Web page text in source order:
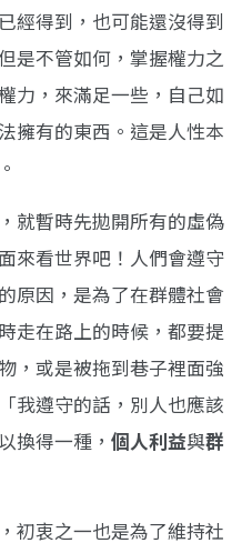
經得到，也可能還沒得到
是不管如何，掌握權力之
力，來滿足一些，自己如
擁有的東西。這是人性本
就暫時先拋開所有的虛偽
來看世界吧！人們會遵守
原因，是為了在群體社會
走在路上的時候，都要提
，或是被拖到巷子裡面強
我遵守的話，別人也應該
換得一種， 個人利益與群
初衷之一也是為了維持社